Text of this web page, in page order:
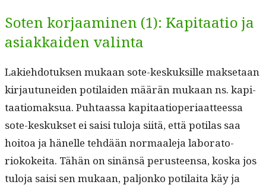
Soten korjaaminen (1): Kapitaatio ja
asiakkaiden valinta
Lakiehdo­tuk­sen mukaan sote-keskuk­sille mak­se­taan
kir­jau­tunei­den poti­laiden määrän mukaan ns. kap­i­
taa­tiomak­sua. Puh­taas­sa kap­i­taa­tiope­ri­aat­teessa
sote-keskuk­set ei saisi tulo­ja siitä, että poti­las saa
hoitoa ja hänelle tehdään nor­maale­ja lab­o­ra­to­
riokokei­ta. Tähän on sinän­sä perus­teen­sa, kos­ka jos
tulo­ja saisi sen mukaan, paljonko poti­lai­ta käy ja